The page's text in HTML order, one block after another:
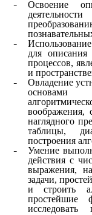
Освоение
для
процессов,
и
Овладение
основами
воображения,
наглядного
таблицы,
построения
Умение
действия с
выражения,
задачи,
и строить
простейшие